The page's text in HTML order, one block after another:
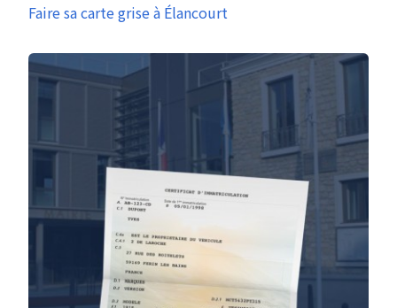
Faire sa carte grise à Élancourt